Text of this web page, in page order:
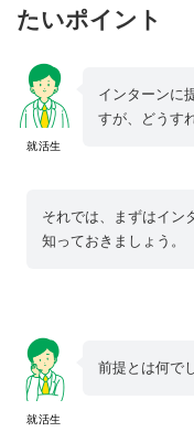
たいポイント
就活生
インターンに
すが、どうす
それでは、まずはイン
知っておきましょう。
就活生
前提とは何で